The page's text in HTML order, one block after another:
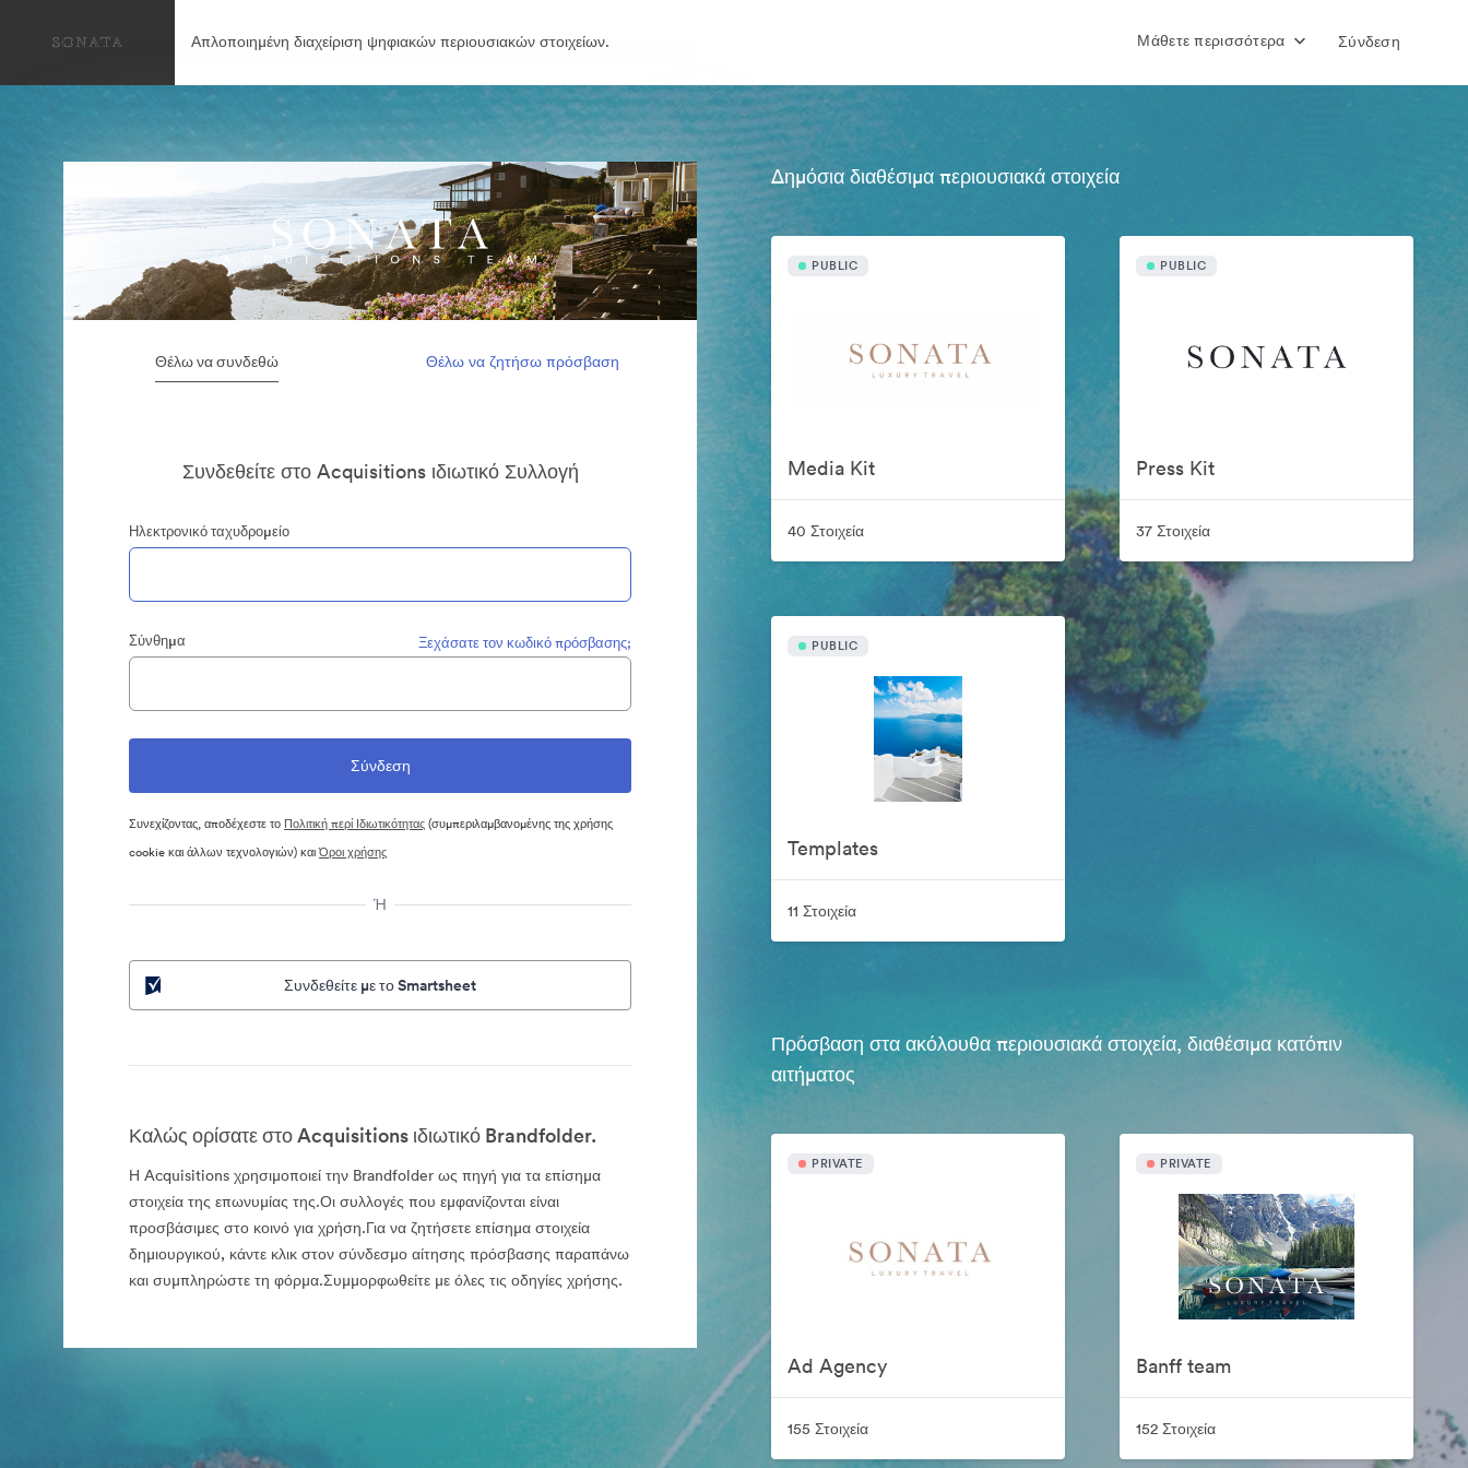
Απλοποιημένη διαχείριση ψηφιακών περιουσιακών στοιχείων. Μάθετε περισσότερα Σύνδεση
Θέλω να συνδεθώ Θέλω να ζητήσω πρόσβαση
Συνδεθείτε στο Acquisitions ιδιωτικό Συλλογή
Ηλεκτρονικό ταχυδρομείο
Σύνθημα Ξεχάσατε τον κωδικό πρόσβασης;
Συνεχίζοντας, αποδέχεστε το Πολιτική περί Ιδιωτικότητας(συμπεριλαμβανομένης της χρήσης
cookie και άλλων τεχνολογιών) καιΌροι χρήσης
Ή
Συνδεθείτε με το Smartsheet
Καλώς ορίσατε στο Acquisitions ιδιωτικό Brandfolder.
Η Acquisitions χρησιμοποιεί την Brandfolder ως πηγή για τα επίσημα
στοιχεία της επωνυμίας της.Οι συλλογές που εμφανίζονται είναι
προσβάσιμες στο κοινό για χρήση.Για να ζητήσετε επίσημα στοιχεία
δημιουργικού, κάντε κλικ στον σύνδεσμο αίτησης πρόσβασης παραπάνω
και συμπληρώστε τη φόρμα.Συμμορφωθείτε με όλες τις οδηγίες χρήσης.
Δημόσια διαθέσιμα περιουσιακά στοιχεία
PUBLIC
Media Kit
40 Στοιχεία
PUBLIC
Press Kit
37 Στοιχεία
PUBLIC
Templates
11 Στοιχεία
Πρόσβαση στα ακόλουθα περιουσιακά στοιχεία, διαθέσιμα κατόπιν
αιτήματος
PRIVATE
Ad Agency
155 Στοιχεία
PRIVATE
Banff team
152 Στοιχεία